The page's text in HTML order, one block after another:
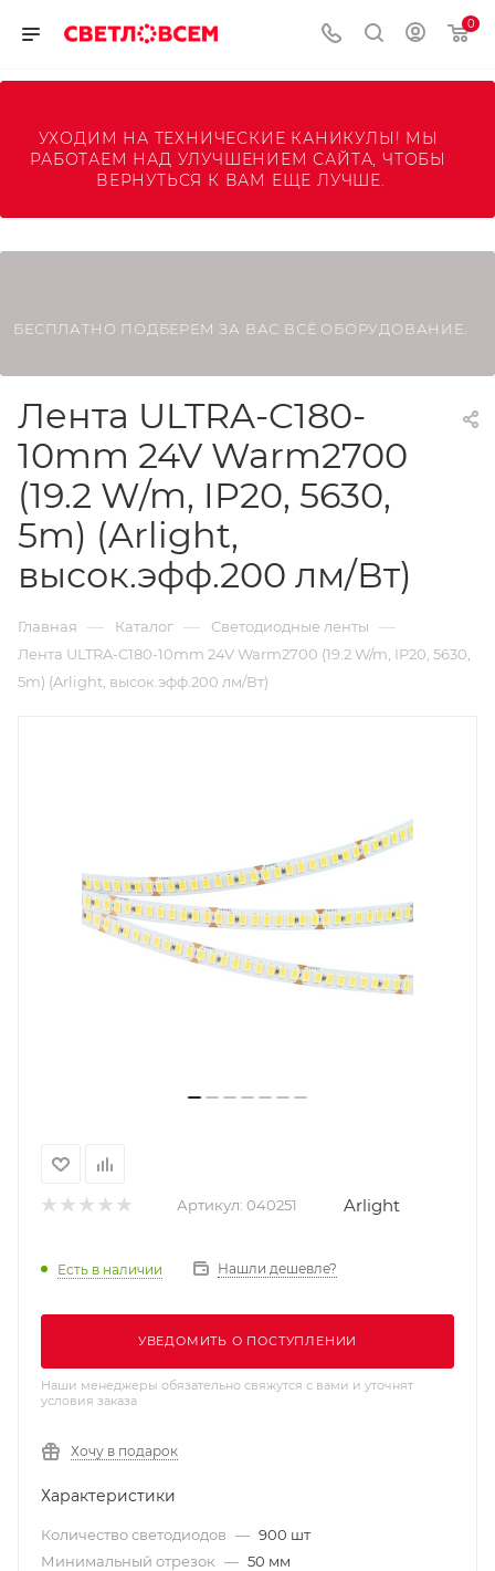
0
УХОДИМ НА ТЕХНИЧЕСКИЕ КАНИКУЛЫ! МЫ
РАБОТАЕМ НАД УЛУЧШЕНИЕМ САЙТА, ЧТОБЫ
ВЕРНУТЬСЯ К ВАМ ЕЩЕ ЛУЧШЕ.
БЕСПЛАТНО ПОДБЕРЕМ ЗА ВАС ВСЁ ОБОРУДОВАНИЕ.
Лента ULTRA-C180-
10mm 24V Warm2700
(19.2 W/m, IP20, 5630,
5m) (Arlight,
высок.эфф.200 лм/Вт)
Главная — Каталог — Светодиодные ленты —
Лента ULTRA-C180-10mm 24V Warm2700 (19.2 W/m, IP20, 5630,
5m) (Arlight, высок.эфф.200 лм/Вт)
Артикул: 040251 Arlight
Есть в наличии Нашли дешевле?
УВЕДОМИТЬ О ПОСТУПЛЕНИИ
Наши менеджеры обязательно свяжутся с вами и уточнят
условия заказа
Хочу в подарок
Характеристики
Количество светодиодов — 900 шт
Минимальный отрезок — 50 мм